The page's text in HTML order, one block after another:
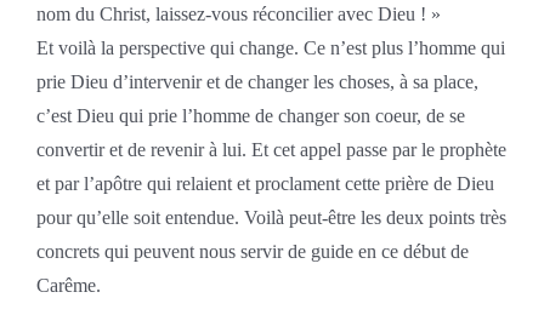
nom du Christ, laissez-vous réconcilier avec Dieu ! »
Et voilà la perspective qui change. Ce n’est plus l’homme qui
prie Dieu d’intervenir et de changer les choses, à sa place,
c’est Dieu qui prie l’homme de changer son coeur, de se
convertir et de revenir à lui. Et cet appel passe par le prophète
et par l’apôtre qui relaient et proclament cette prière de Dieu
pour qu’elle soit entendue. Voilà peut-être les deux points très
concrets qui peuvent nous servir de guide en ce début de
Carême.